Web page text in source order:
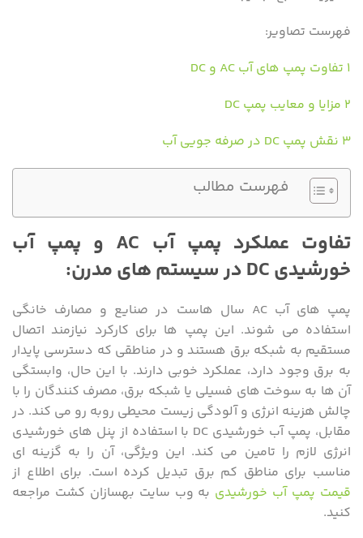
فهرست تصاویر:
۱ تفاوت پمپ های آب AC و DC
۲ مزایا و معایب پمپ DC
۳ نقش پمپ DC در صرفه جویی آب
فهرست مطالب
تفاوت عملکرد پمپ آب AC و پمپ آب
خورشیدی DC در سیستم‌ های مدرن:
پمپ ‌های آب AC سال ‌هاست در صنایع و مصارف خانگی
استفاده می ‌شوند. این پمپ‌ ها برای کارکرد نیازمند اتصال
مستقیم به شبکه برق هستند و در مناطقی که دسترسی پایدار
به برق وجود دارد، عملکرد خوبی دارند. با این حال، وابستگی
آن‌ ها به سوخت‌ های فسیلی یا شبکه برق، مصرف ‌کنندگان را با
چالش هزینه انرژی و آلودگی زیست ‌محیطی روبه ‌رو می‌ کند. در
مقابل، پمپ آب خورشیدی DC با استفاده از پنل ‌های خورشیدی
انرژی لازم را تامین می ‌کند. این ویژگی، آن را به گزینه ‌ای
مناسب برای مناطق کم‌ برق تبدیل کرده است. برای اطلاع از
قیمت پمپ آب خورشیدی به وب سایت بهسازان کشت مراجعه
کنید.